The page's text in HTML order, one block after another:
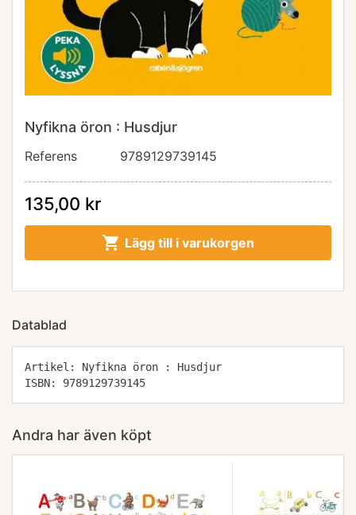
Nyfikna öron : Husdjur
Referens 9789129739145
135,00 kr
 Lägg till i varukorgen
Datablad
Artikel: Nyfikna öron : Husdjur
ISBN: 9789129739145
Andra har även köpt